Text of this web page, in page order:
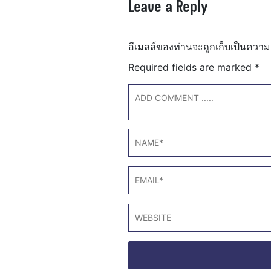
Leave a Reply
อีเมลล์ของท่านจะถูกเก็บเป็นควา
Required fields are marked *